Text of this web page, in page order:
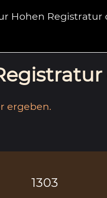
Hohen Registratur
ergeben.
1303